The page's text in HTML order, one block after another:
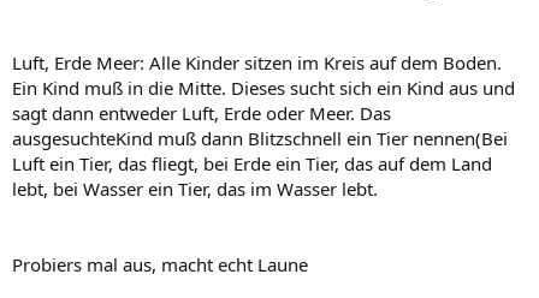
Luft, Erde Meer: Alle Kinder sitzen im Kreis auf dem Boden.
Ein Kind muß in die Mitte. Dieses sucht sich ein Kind aus und
sagt dann entweder Luft, Erde oder Meer. Das
ausgesuchteKind muß dann Blitzschnell ein Tier nennen(Bei
Luft ein Tier, das fliegt, bei Erde ein Tier, das auf dem Land
lebt, bei Wasser ein Tier, das im Wasser lebt.
Probiers mal aus, macht echt Laune